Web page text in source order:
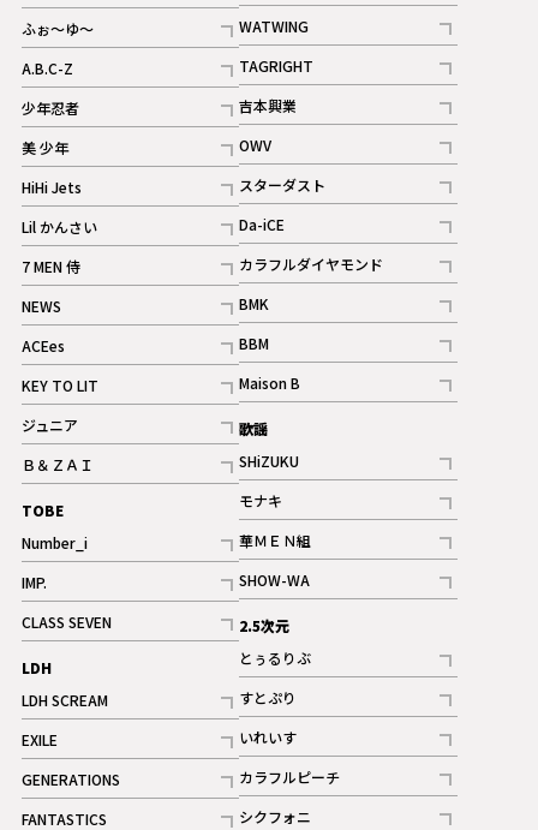
記事
ふぉ～ゆ～
記事
A.B.C-Z
記事
ギャラリー
少年忍者
記事
美 少年
記事
HiHi Jets
記事
Lil かんさい
記事
7 MEN 侍
記事
NEWS
記事
ACEes
記事
KEY TO LIT
記事
ジュニア
記事
Ｂ＆ＺＡＩ
記事
TOBE
Number_i
記事
IMP.
記事
CLASS SEVEN
記事
LDH
LDH SCREAM
記事
EXILE
記事
GENERATIONS
記事
FANTASTICS
記事
WATWING
記事
TAGRIGHT
記事
吉本興業
記事
OWV
記事
ギャラリー
スターダスト
記事
Da-iCE
記事
カラフルダイヤモンド
記事
BMK
記事
BBM
記事
ギャラリー
Maison B
記事
歌謡
SHiZUKU
記事
モナキ
記事
華ＭＥＮ組
記事
SHOW-WA
記事
2.5次元
とぅるりぶ
記事
すとぷり
記事
ギャラリー
いれいす
記事
ギャラリー
カラフルピーチ
記事
シクフォニ